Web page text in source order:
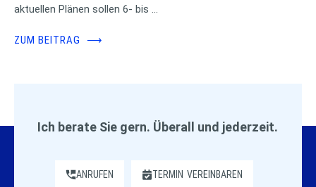
aktuellen Plänen sollen 6- bis …
ZUM BEITRAG ⟶
Ich berate Sie gern. Überall und jederzeit.
ANRUFEN TERMIN VEREINBAREN